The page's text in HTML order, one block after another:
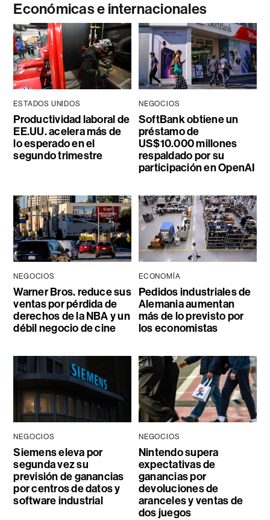
Económicas e internacionales
ESTADOS UNIDOS
Productividad laboral de
EE.UU. acelera más de
lo esperado en el
segundo trimestre
NEGOCIOS
SoftBank obtiene un
préstamo de
US$10.000 millones
respaldado por su
participación en OpenAI
NEGOCIOS
Warner Bros. reduce sus
ventas por pérdida de
derechos de la NBA y un
débil negocio de cine
ECONOMÍA
Pedidos industriales de
Alemania aumentan
más de lo previsto por
los economistas
NEGOCIOS
Siemens eleva por
segunda vez su
previsión de ganancias
por centros de datos y
software industrial
NEGOCIOS
Nintendo supera
expectativas de
ganancias por
devoluciones de
aranceles y ventas de
dos juegos